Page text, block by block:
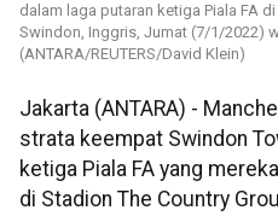
dalam laga putaran ketiga Piala FA
Swindon, Inggris, Jumat (7/1/2022)
(ANTARA/REUTERS/David Klein)
Jakarta (ANTARA) -
strata keempat Swindon
ketiga Piala FA yang
di Stadion The Country